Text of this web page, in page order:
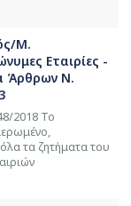
Μ.
Εταιρίες -
Άρθρων Ν.
2018 Το
τα ζητήματα του